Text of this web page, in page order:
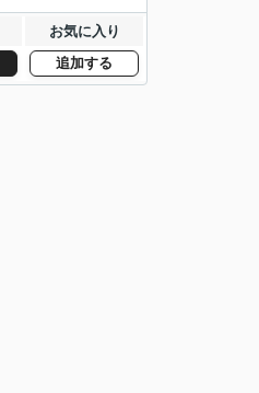
お気に入り
追加する